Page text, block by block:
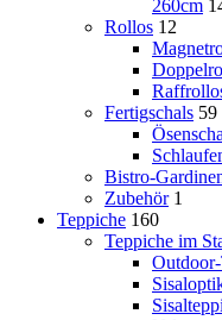
260cm
Rollos 12
Fertigschals 59
Bistro-
Zubehör 1
Teppiche 160
Teppiche im